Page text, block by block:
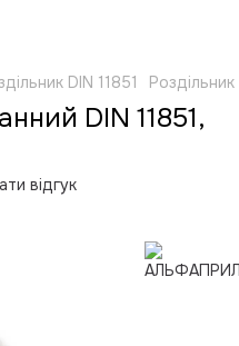
DIN 11851
DIN 11851,
відгук